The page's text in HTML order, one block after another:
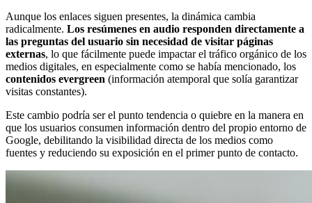
Aunque los enlaces siguen presentes, la dinámica cambia
radicalmente. Los resúmenes en audio responden directamente a
las preguntas del usuario sin necesidad de visitar páginas
externas, lo que fácilmente puede impactar el tráfico orgánico de los
medios digitales, en especialmente como se había mencionado, los
contenidos evergreen (información atemporal que solía garantizar
visitas constantes).
Este cambio podría ser el punto tendencia o quiebre en la manera en
que los usuarios consumen información dentro del propio entorno de
Google, debilitando la visibilidad directa de los medios como
fuentes y reduciendo su exposición en el primer punto de contacto.